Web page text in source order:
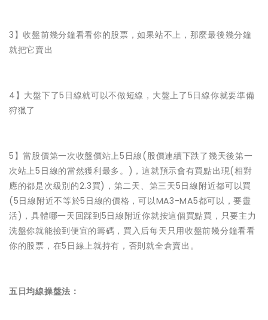
3】收盤前幾分鐘看看你的股票，如果站不上，那麼最後幾分鐘
就把它賣出
4】大盤下了5日線就可以不做短線，大盤上了5日線你就要準備
狩獵了
5】當股價第一次收盤價站上5日線(股價連續下跌了幾天後第一
次站上5日線的當然獲利最多。)，這就預示會有買點出現(相對
應的都是次級別的2.3買)，第二天、第三天5日線附近都可以買
(5日線附近不等於5日線的價格，可以MA3-MA5都可以，要靈
活)，具體哪一天回踩到5日線附近你就按這個買點買，只要主力
洗盤你就能撿到便宜的籌碼，買入后每天只用收盤前幾分鐘看看
你的股票，在5日線上就持有，否則就全倉賣出。
五日均線操盤法：